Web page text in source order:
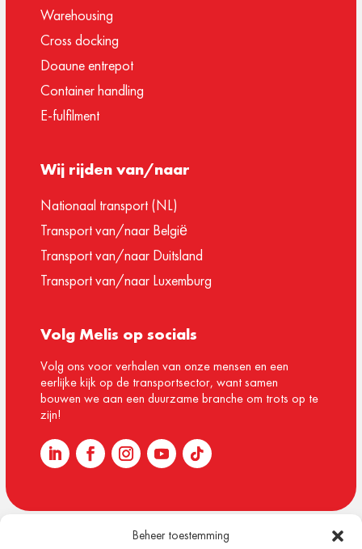
Beheer toestemming
Warehousing
Cross docking
Doaune entrepot
Container handling
E-fulfilment
Wij rijden van/naar
Nationaal transport (NL)
Transport van/naar België
Transport van/naar Duitsland
Transport van/naar Luxemburg
Volg Melis op socials
Volg ons voor verhalen van onze mensen en een
eerlijke kijk op de transportsector, want samen
bouwen we aan een duurzame branche om trots op te
zijn!